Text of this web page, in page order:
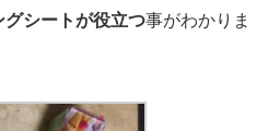
グシートが役立つ事がわかりま